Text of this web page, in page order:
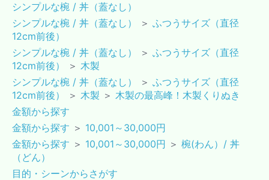
シンプルな椀 / 丼（蓋なし）
シンプルな椀 / 丼（蓋なし）
＞ ふつうサイズ（直径
12cm前後）
シンプルな椀 / 丼（蓋なし）
＞ ふつうサイズ（直径
12cm前後）
＞ 木製
シンプルな椀 / 丼（蓋なし）
＞ ふつうサイズ（直径
12cm前後）
＞ 木製 ＞ 木製の最高峰！木製くりぬき
金額から探す
金額から探す ＞ 10,001～30,000円
金額から探す ＞ 10,001～30,000円 ＞ 椀(わん）/ 丼
（どん）
目的・シーンからさがす